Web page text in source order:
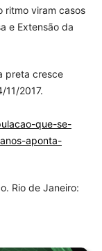
ritmo viram casos
e Extensão da
preta cresce
11/2017.
que-se-
aponta-
Rio de Janeiro: